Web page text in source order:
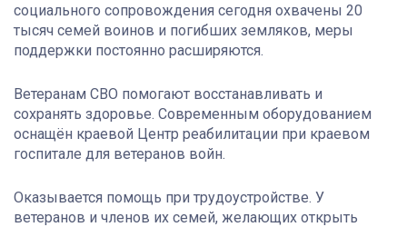
социального сопровождения сегодня охвачены 20
тысяч семей воинов и погибших земляков, меры
поддержки постоянно расширяются.
Ветеранам СВО помогают восстанавливать и
сохранять здоровье. Современным оборудованием
оснащён краевой Центр реабилитации при краевом
госпитале для ветеранов войн.
Оказывается помощь при трудоустройстве. У
ветеранов и членов их семей, желающих открыть